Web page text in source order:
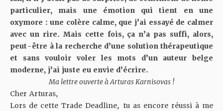
particulier, mais une émotion qui tient en une
oxymore : une colère calme, que j’ai essayé de calmer
avec un rire. Mais cette fois, ça n’a pas suffi, alors,
peut-être à la recherche d’une solution thérapeutique
et sans vouloir voler les mots d’un auteur belge
moderne, j’ai juste eu envie d’écrire.
Ma lettre ouverte à Arturas Karnisovas !
Cher Arturas,
Lors de cette Trade Deadline, tu as encore réussi à me